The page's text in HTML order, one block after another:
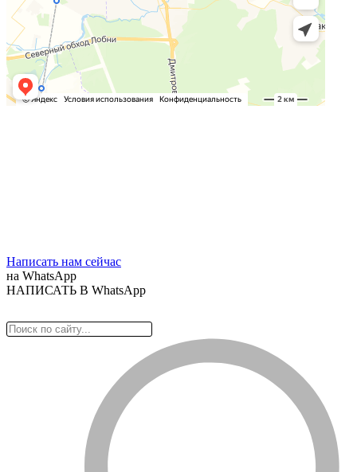
Написать нам сейчас
на WhatsApp
НАПИСАТЬ В WhatsApp